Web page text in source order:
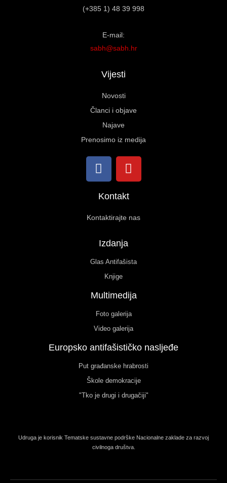
(+385 1) 48 39 998
E-mail:
sabh@sabh.hr
Vijesti
Novosti
Članci i objave
Najave
Prenosimo iz medija
Kontakt
Kontaktirajte nas
Izdanja
Glas Antifašista
Knjige
Multimedija
Foto galerija
Video galerija
Europsko antifašističko nasljeđe
Put građanske hrabrosti
Škole demokracije
"Tko je drugi i drugačiji"
Udruga je korisnik Tematske sustavne podrške Nacionalne zaklade za razvoj
civilnoga društva.